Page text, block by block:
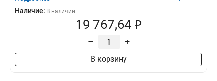
Наличие: В наличии
19 767,64 ₽
– +
В корзину